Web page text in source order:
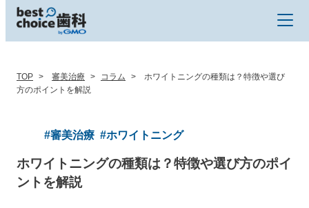
TOP 審美治療 コラム
ホワイトニングの種類は？特徴や選び
方のポイントを解説
#審美治療 #ホワイトニング
ホワイトニングの種類は？特徴や選び方のポイ
ントを解説